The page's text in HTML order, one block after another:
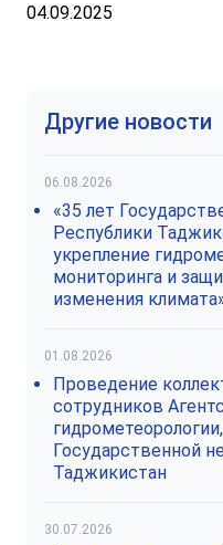
04.09.2025
Другие новости
06.08.2026
«35 лет
Республики
укрепление
мониторинга и
изменения
01.08.2026
Проведение
сотрудников
Государственной
Таджикистан
30.07.2026